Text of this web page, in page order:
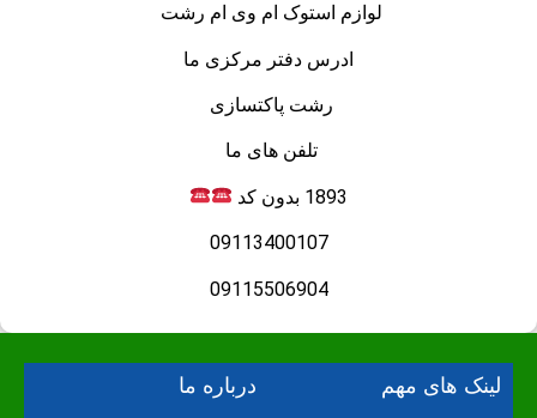
لوازم استوک ام وی ام رشت
ادرس دفتر مرکزی ما
رشت پاکتسازی
تلفن های ما
1893 بدون کد
09113400107
09115506904
لینک های مهم درباره ما